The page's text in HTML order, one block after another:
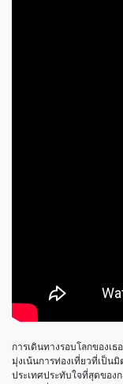
การเดินทางรอบโลกของเ
มุ่งเน้นการท่องเที่ยวที่เป็น
ประเทศประทับใจที่สุดของ